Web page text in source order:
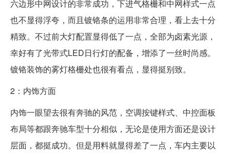
六边形中网设计的非常成功，下进气格栅和中网样式一点
也不显得浮夸，而且镀铬条的运用非常合理，看上去十分
精致。不过前大灯配置显得低了一点，全部为卤素光源，
幸好有了光带式LED日行灯的配备，增添了一丝时尚感。
镀铬装饰的雾灯格栅处也很有看点，显得挺别致。
2：内饰方面
内饰一眼望去很有奔驰的风范，空调按键样式、中控面板
布局等都跟奔驰车型十分相似，无论是使用方面还是设计
层面，都挺成功。但是用料就显得差了一点，车内主要以